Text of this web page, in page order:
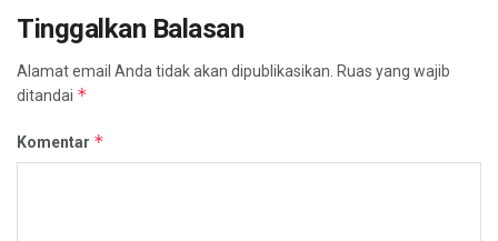
Tinggalkan Balasan
Alamat email Anda tidak akan dipublikasikan. Ruas yang wajib
ditandai *
Komentar *